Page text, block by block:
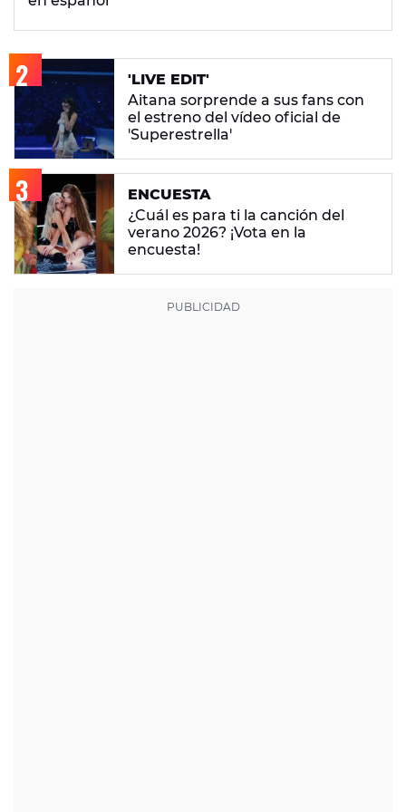
'LIVE EDIT'
Aitana sorprende a sus fans con
el estreno del vídeo oficial de
'Superestrella'
ENCUESTA
¿Cuál es para ti la canción del
verano 2026? ¡Vota en la
encuesta!